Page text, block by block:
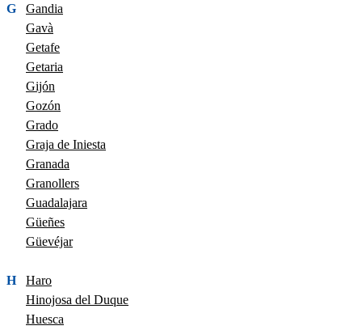
G
Gandia
Gavà
Getafe
Getaria
Gijón
Gozón
Grado
Graja de Iniesta
Granada
Granollers
Guadalajara
Güeñes
Güevéjar
H
Haro
Hinojosa del Duque
Huesca